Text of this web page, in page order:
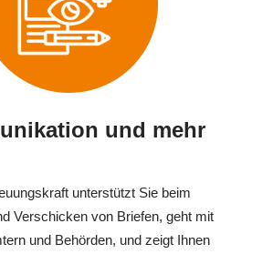
und mehr
unterstützt Sie beim
Verschicken von Briefen, geht mit
und Behörden, und zeigt Ihnen